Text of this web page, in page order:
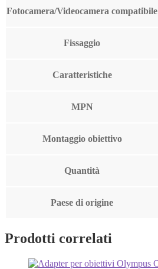
Fotocamera/Videocamera compatibile
Fissaggio
Caratteristiche
MPN
Montaggio obiettivo
Quantità
Paese di origine
Prodotti correlati